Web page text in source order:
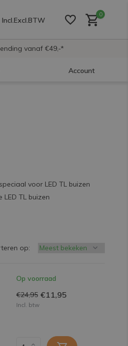
Incl.Excl.BTW
0
vanaf €49,-*
Account
voor LED TL buizen
TL buizen
op:
Op voorraad
€24,95 €11,95
Incl. btw